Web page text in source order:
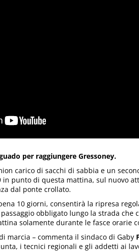
per raggiungere Gressoney.
carico di sacchi di sabbia e un
punto di questa mattina, sul nuovo
dal ponte crollato.
10 giorni, consentirà la ripresa
obbligato lungo la strada che
solamente durante le fasce orarie
marcia – commenta il sindaco di Gaby
i tecnici regionali e gli addetti ai